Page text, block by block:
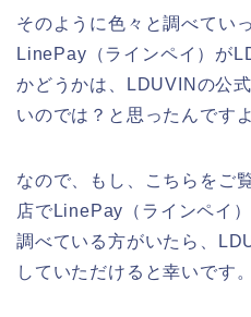
そのように色々と調べてい
LinePay（ラインペイ）が
かどうかは、LDUVINの公
いのでは？と思ったんですよ
なので、もし、こちらをご
店でLinePay（ラインペイ
調べている方がいたら、
していただけると幸いです。